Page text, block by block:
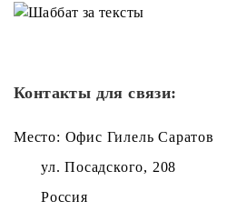
Контакты для связи:
Место: Офис Гилель Саратов
ул. Посадского, 208
Россия